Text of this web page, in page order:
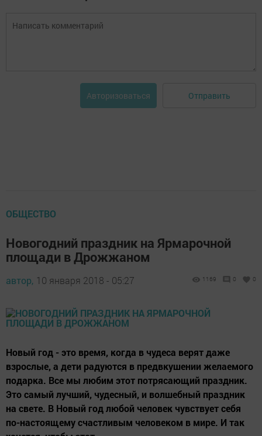
Авторизоваться Отправить
ОБЩЕСТВО
Новогодний праздник на Ярмарочной
площади в Дрожжаном
автор, 10 января 2018 - 05:27 1169 0 0
Новый год - это время, когда в чудеса верят даже
взрослые, а дети радуются в предвкушении желаемого
подарка. Все мы любим этот потрясающий праздник.
Это самый лучший, чудесный, и волшебный праздник
на свете. В Новый год любой человек чувствует себя
по-настоящему счастливым человеком в мире. И так